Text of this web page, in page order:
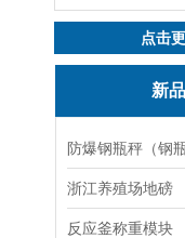
点击
新
防爆钢瓶秤（钢
浙江养殖场地磅
反应釜称重模块